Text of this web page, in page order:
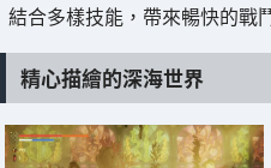
結合多樣技能，帶來暢快的戰
精心描繪的深海世界